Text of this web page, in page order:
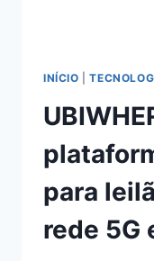
INÍCIO |
para
rede 5G